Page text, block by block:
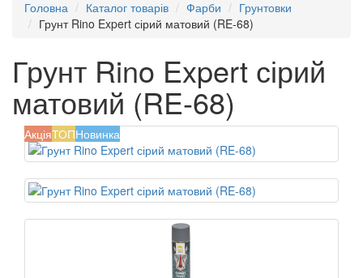
Головна Каталог товарів Фарби
Грунтовки
Грунт Rino Expert сірий матовий (RE-68)
Грунт Rino Expert сірий
матовий (RE-68)
АкціяТОПНовинка